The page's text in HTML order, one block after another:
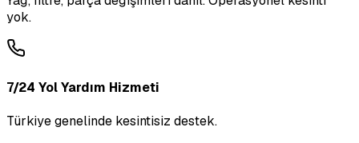
yok.
7/24 Yol Yardım Hizmeti
Türkiye genelinde kesintisiz destek.